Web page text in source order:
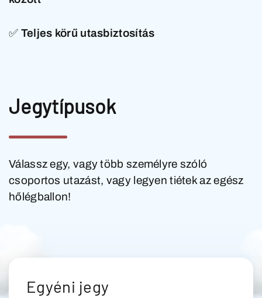
✅ Teljes körű utasbiztosítás
Jegytípusok
Válassz egy, vagy több személyre szóló
csoportos utazást, vagy legyen tiétek az egész
hőlégballon!
Egyéni jegy